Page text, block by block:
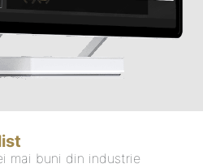
mai buni din industrie